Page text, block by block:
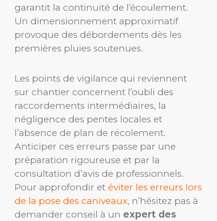
garantit la continuité de l’écoulement.
Un dimensionnement approximatif
provoque des débordements dès les
premières pluies soutenues.
Les points de vigilance qui reviennent
sur chantier concernent l’oubli des
raccordements intermédiaires, la
négligence des pentes locales et
l’absence de plan de récolement.
Anticiper ces erreurs passe par une
préparation rigoureuse et par la
consultation d’avis de professionnels.
Pour approfondir et éviter les erreurs lors
de la pose des caniveaux, n’hésitez pas à
demander conseil à un expert des